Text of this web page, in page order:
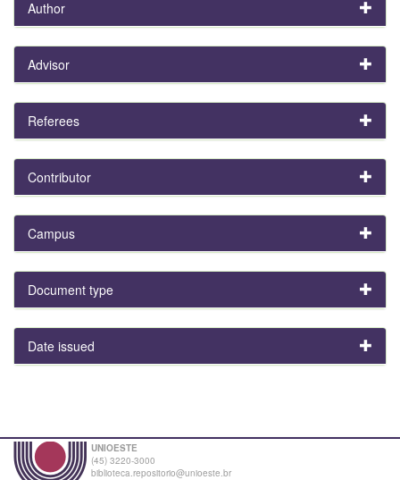
Author
Advisor
Referees
Contributor
Campus
Document type
Date issued
UNIOESTE
(45) 3220-3000
biblioteca.repositorio@unioeste.br